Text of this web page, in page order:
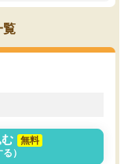
覧
無料
）